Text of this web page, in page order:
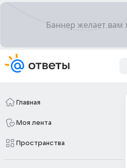
Главная
Моя лента
Пространства